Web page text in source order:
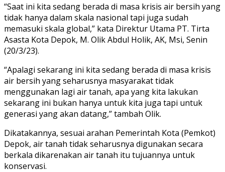
“Saat ini kita sedang berada di masa krisis air bersih yang
tidak hanya dalam skala nasional tapi juga sudah
memasuki skala global,” kata Direktur Utama PT. Tirta
Asasta Kota Depok, M. Olik Abdul Holik, AK, Msi, Senin
(20/3/23).
“Apalagi sekarang ini kita sedang berada di masa krisis
air bersih yang seharusnya masyarakat tidak
menggunakan lagi air tanah, apa yang kita lakukan
sekarang ini bukan hanya untuk kita juga tapi untuk
generasi yang akan datang,” tambah Olik.
Dikatakannya, sesuai arahan Pemerintah Kota (Pemkot)
Depok, air tanah tidak seharusnya digunakan secara
berkala dikarenakan air tanah itu tujuannya untuk
konservasi.